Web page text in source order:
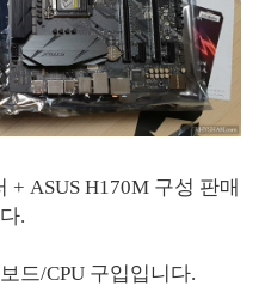
+ ASUS H170M 구성 판매
.
드/CPU 구입입니다.